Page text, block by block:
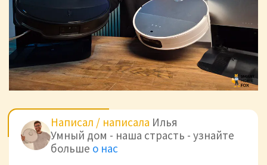
Написал / написала Илья
Умный дом - наша страсть - узнайте
больше о нас